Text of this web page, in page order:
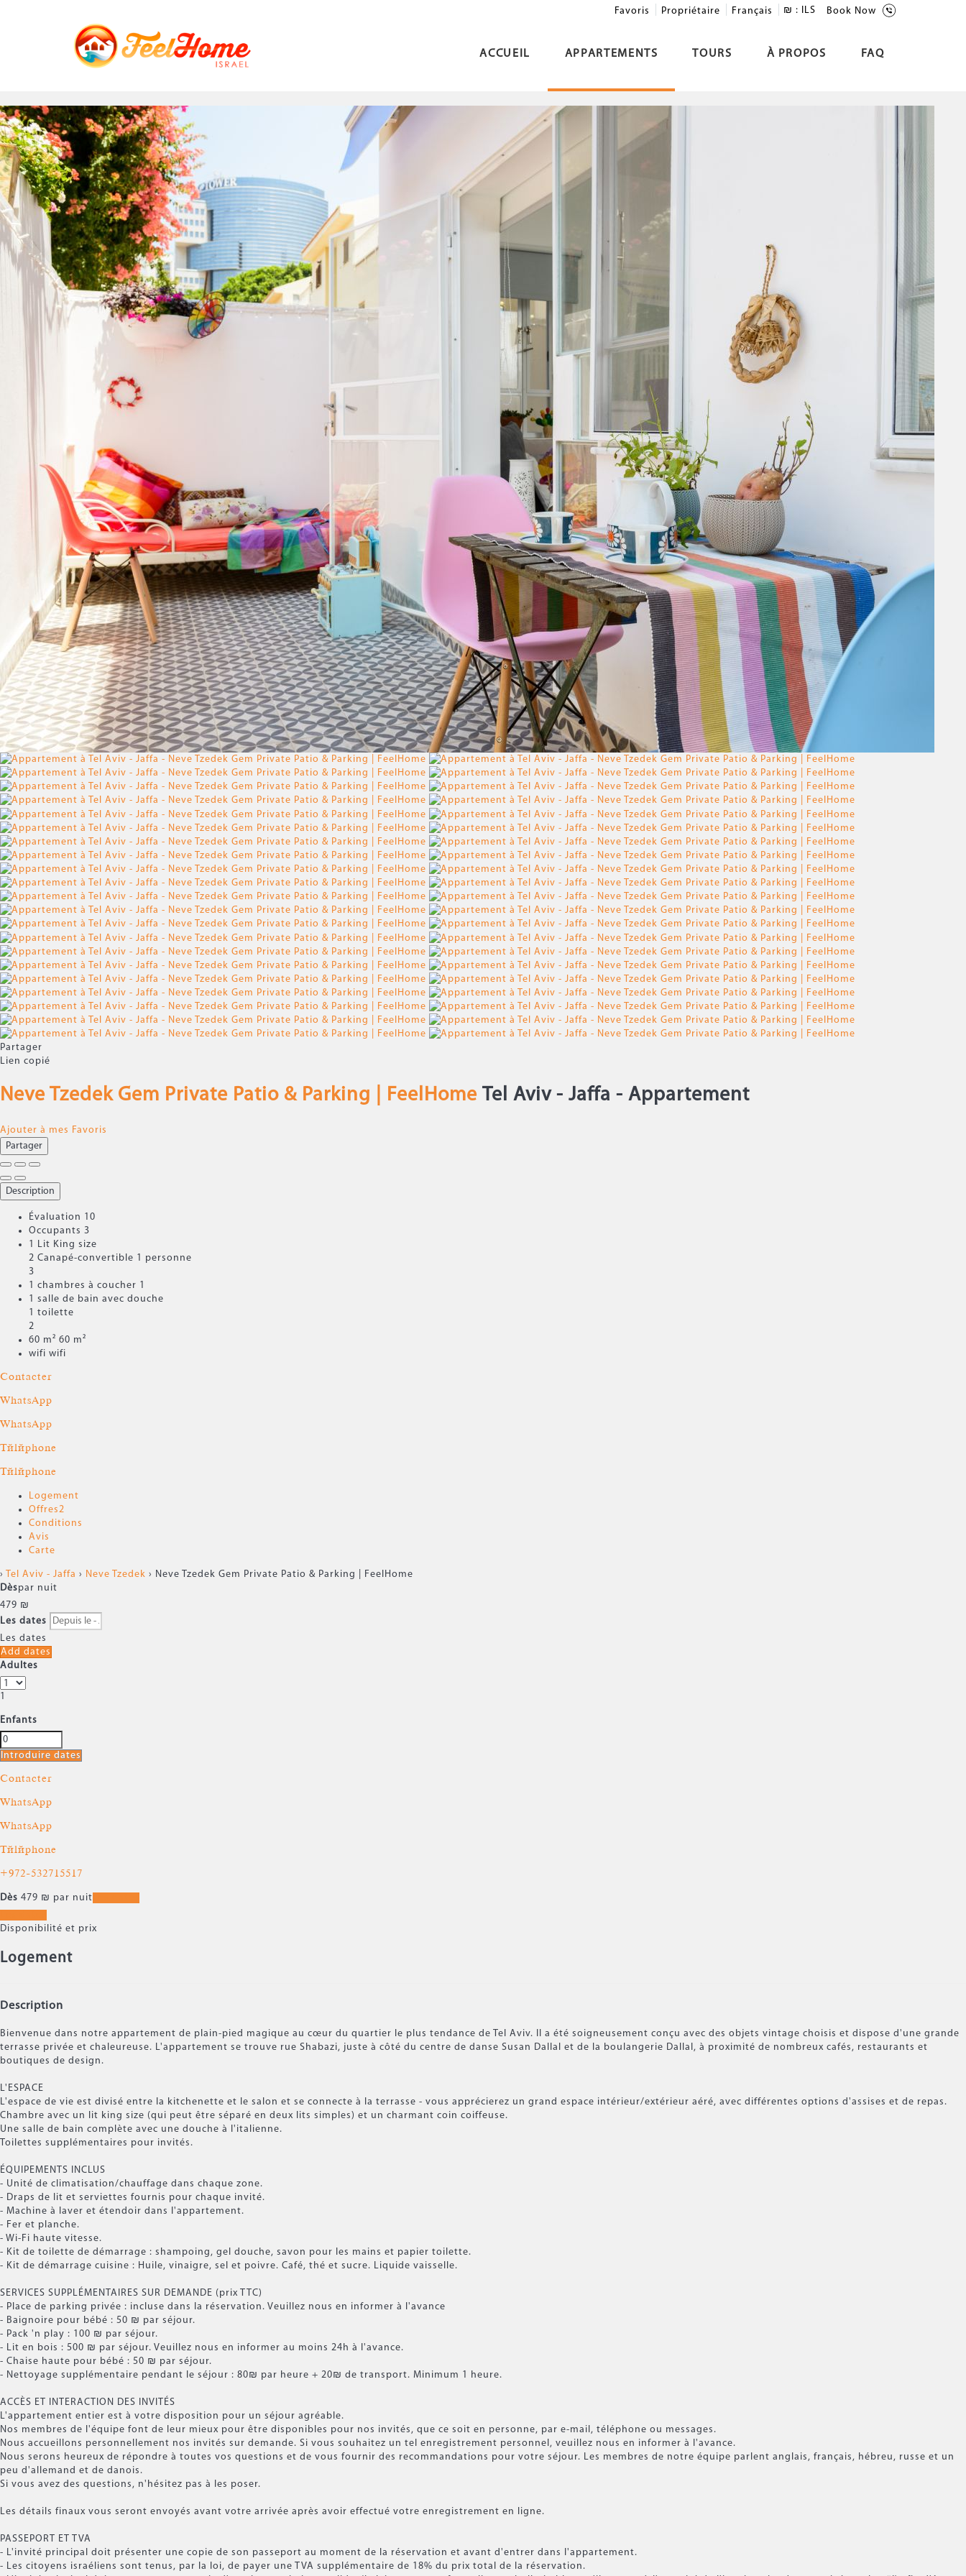
Book Now
₪ : ILS
Français
Propriétaire
Favoris
ACCUEIL APPARTEMENTS TOURS À PROPOS FAQ
Partager
Lien copié
Neve Tzedek Gem Private Patio & Parking | FeelHome Tel Aviv - Jaffa - Appartement
Ajouter à mes Favoris
Partager
Description
Évaluation 10
Occupants 3
1 Lit King size
2 Canapé-convertible 1 personne
3
1 chambres à coucher 1
1 salle de bain avec douche
1 toilette
2
60 m² 60 m²
wifi wifi
Contacter
WhatsApp
WhatsApp
Téléphone
Téléphone
Logement
Offres2
Conditions
Avis
Carte
› Tel Aviv - Jaffa › Neve Tzedek › Neve Tzedek Gem Private Patio & Parking | FeelHome
Dèspar nuit
479 ₪
Les dates
Les dates
Add dates
Adultes
1
Enfants
Introduire dates
Contacter
WhatsApp
WhatsApp
Téléphone
+972-532715517
Dès 479 ₪ par nuit
Disponibilité et prix
Logement
Description
Bienvenue dans notre appartement de plain-pied magique au cœur du quartier le plus tendance de Tel Aviv. Il a été soigneusement conçu avec des objets vintage choisis et dispose d'une grande
terrasse privée et chaleureuse. L'appartement se trouve rue Shabazi, juste à côté du centre de danse Susan Dallal et de la boulangerie Dallal, à proximité de nombreux cafés, restaurants et
boutiques de design.
L'ESPACE
L'espace de vie est divisé entre la kitchenette et le salon et se connecte à la terrasse - vous apprécierez un grand espace intérieur/extérieur aéré, avec différentes options d'assises et de repas.
Chambre avec un lit king size (qui peut être séparé en deux lits simples) et un charmant coin coiffeuse.
Une salle de bain complète avec une douche à l'italienne.
Toilettes supplémentaires pour invités.
ÉQUIPEMENTS INCLUS
- Unité de climatisation/chauffage dans chaque zone.
- Draps de lit et serviettes fournis pour chaque invité.
- Machine à laver et étendoir dans l'appartement.
- Fer et planche.
- Wi-Fi haute vitesse.
- Kit de toilette de démarrage : shampoing, gel douche, savon pour les mains et papier toilette.
- Kit de démarrage cuisine : Huile, vinaigre, sel et poivre. Café, thé et sucre. Liquide vaisselle.
SERVICES SUPPLÉMENTAIRES SUR DEMANDE (prix TTC)
- Place de parking privée : incluse dans la réservation. Veuillez nous en informer à l'avance
- Baignoire pour bébé : 50 ₪ par séjour.
- Pack 'n play : 100 ₪ par séjour.
- Lit en bois : 500 ₪ par séjour. Veuillez nous en informer au moins 24h à l'avance.
- Chaise haute pour bébé : 50 ₪ par séjour.
- Nettoyage supplémentaire pendant le séjour : 80₪ par heure + 20₪ de transport. Minimum 1 heure.
ACCÈS ET INTERACTION DES INVITÉS
L'appartement entier est à votre disposition pour un séjour agréable.
Nos membres de l'équipe font de leur mieux pour être disponibles pour nos invités, que ce soit en personne, par e-mail, téléphone ou messages.
Nous accueillons personnellement nos invités sur demande. Si vous souhaitez un tel enregistrement personnel, veuillez nous en informer à l'avance.
Nous serons heureux de répondre à toutes vos questions et de vous fournir des recommandations pour votre séjour. Les membres de notre équipe parlent anglais, français, hébreu, russe et un
peu d'allemand et de danois.
Si vous avez des questions, n'hésitez pas à les poser.
Les détails finaux vous seront envoyés avant votre arrivée après avoir effectué votre enregistrement en ligne.
PASSEPORT ET TVA
- L'invité principal doit présenter une copie de son passeport au moment de la réservation et avant d'entrer dans l'appartement.
- Les citoyens israéliens sont tenus, par la loi, de payer une TVA supplémentaire de 18% du prix total de la réservation.